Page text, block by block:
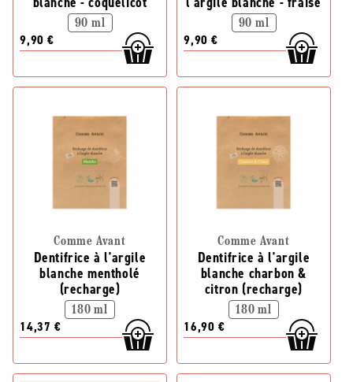
90 ml
9,90 €
90 ml
9,90 €
Comme Avant
Dentifrice à l'argile
blanche mentholé
(recharge)
180 ml
14,37 €
Comme Avant
Dentifrice à l'argile
blanche charbon &
citron (recharge)
180 ml
16,90 €